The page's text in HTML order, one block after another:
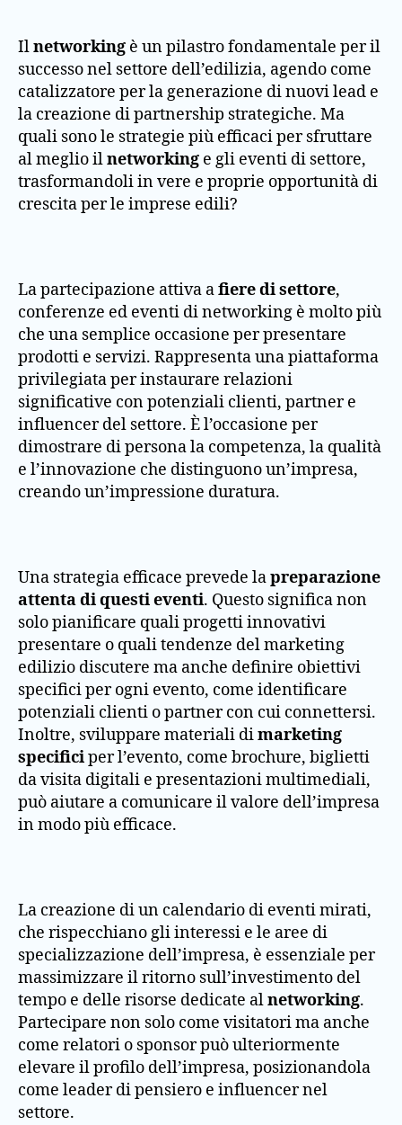
Ilnetworking è un pilastro fondamentale per il
successo nel settore dell’edilizia, agendo come
catalizzatore per la generazione di nuovi lead e
la creazione di partnership strategiche. Ma
quali sono le strategie più efficaci per sfruttare
al meglio ilnetworking e gli eventi di settore,
trasformandoli in vere e proprie opportunità di
crescita per le imprese edili?
La partecipazione attiva afiere di settore,
conferenze ed eventi di networking è molto più
che una semplice occasione per presentare
prodotti e servizi. Rappresenta una piattaforma
privilegiata per instaurare relazioni
significative con potenziali clienti, partner e
influencer del settore. È l’occasione per
dimostrare di persona la competenza, la qualità
e l’innovazione che distinguono un’impresa,
creando un’impressione duratura.
Una strategia efficace prevede lapreparazione
attenta di questi eventi. Questo significa non
solo pianificare quali progetti innovativi
presentare o quali tendenze del marketing
edilizio discutere ma anche definire obiettivi
specifici per ogni evento, come identificare
potenziali clienti o partner con cui connettersi.
Inoltre, sviluppare materiali dimarketing
specificiper l’evento, come brochure, biglietti
da visita digitali e presentazioni multimediali,
può aiutare a comunicare il valore dell’impresa
in modo più efficace.
La creazione di un calendario di eventi mirati,
che rispecchiano gli interessi e le aree di
specializzazione dell’impresa, è essenziale per
massimizzare il ritorno sull’investimento del
tempo e delle risorse dedicate alnetworking.
Partecipare non solo come visitatori ma anche
come relatori o sponsor può ulteriormente
elevare il profilo dell’impresa, posizionandola
come leader di pensiero e influencer nel
settore.